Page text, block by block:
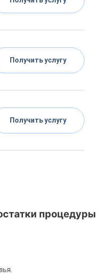
Получить услугу
Получить услугу
процедуры